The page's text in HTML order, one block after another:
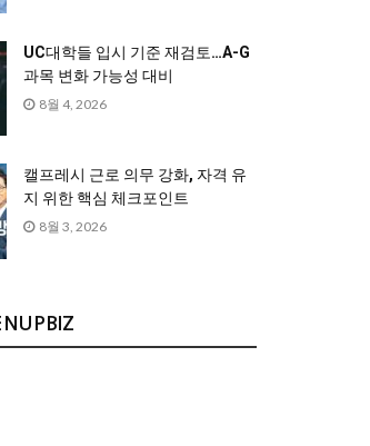
UC대학들 입시 기준 재검토…A-G
과목 변화 가능성 대비
8월 4, 2026
캘프레시 근로 의무 강화, 자격 유
지 위한 핵심 체크포인트
8월 3, 2026